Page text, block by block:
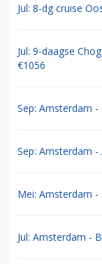
Jul: 8-dg cruise
Jul: 9-daagse
€1056
Sep: Amsterdam -
Sep: Amsterdam -
Mei: Amsterdam
Jul: Amsterdam -